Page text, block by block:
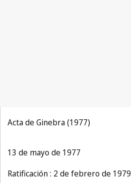
Acta de Ginebra (1977)
13 de mayo de 1977
Ratificación : 2 de febrero de 1979